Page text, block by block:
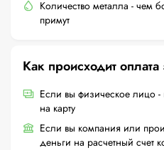
Количество металла - чем
примут
Как происходит
Если вы физическое лицо
на карту
Если вы компания или
деньги на расчетный счет